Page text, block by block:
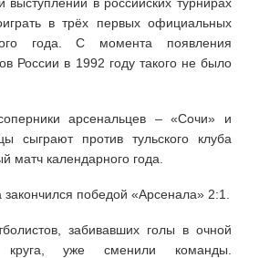
в трёх первых официальных
года. С момента появления
России в 1992 году такого не было
арсенальцев – «Сочи» и
сыграют против тульского клуба
матч календарного года.
закончился победой «Арсенала» 2:1.
забивавших голы в очной
круга, уже сменили команды.